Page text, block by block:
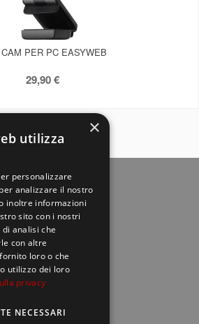
PER PC EASYWEB
29,90 €
64 - 00135 Roma
×
utilizza
personalizzare
analizzare il nostro
inoltre informazioni
sito con i nostri
analisi che
con altre
loro o che
utilizzo dei loro
privacy
NECESSARI